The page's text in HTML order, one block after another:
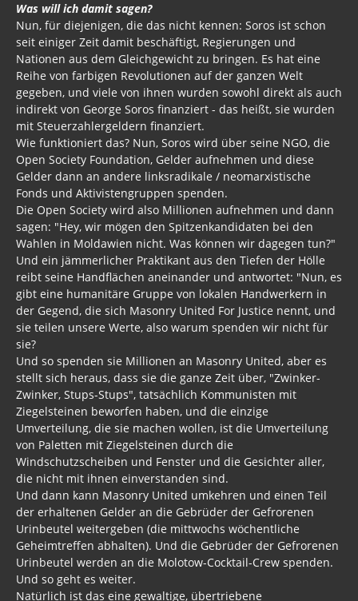
Was will ich damit sagen?
Nun, für diejenigen, die das nicht kennen: Soros ist schon
seit einiger Zeit damit beschäftigt, Regierungen und
Nationen aus dem Gleichgewicht zu bringen. Es hat eine
Reihe von farbigen Revolutionen auf der ganzen Welt
gegeben, und viele von ihnen wurden sowohl direkt als auch
indirekt von George Soros finanziert - das heißt, sie wurden
mit Steuerzahlergeldern finanziert.
Wie funktioniert das? Nun, Soros wird über seine NGO, die
Open Society Foundation, Gelder aufnehmen und diese
Gelder dann an andere linksradikale / neomarxistische
Fonds und Aktivistengruppen spenden.
Die Open Society wird also Millionen aufnehmen und dann
sagen: "Hey, wir mögen den Spitzenkandidaten bei den
Wahlen in Moldawien nicht. Was können wir dagegen tun?"
Und ein jämmerlicher Praktikant aus den Tiefen der Hölle
reibt seine Handflächen aneinander und antwortet: "Nun, es
gibt eine humanitäre Gruppe von lokalen Handwerkern in
der Gegend, die sich Masonry United For Justice nennt, und
sie teilen unsere Werte, also warum spenden wir nicht für
sie?
Und so spenden sie Millionen an Masonry United, aber es
stellt sich heraus, dass sie die ganze Zeit über, "Zwinker-
Zwinker, Stups-Stups", tatsächlich Kommunisten mit
Ziegelsteinen beworfen haben, und die einzige
Umverteilung, die sie machen wollen, ist die Umverteilung
von Paletten mit Ziegelsteinen durch die
Windschutzscheiben und Fenster und die Gesichter aller,
die nicht mit ihnen einverstanden sind.
Und dann kann Masonry United umkehren und einen Teil
der erhaltenen Gelder an die Gebrüder der Gefrorenen
Urinbeutel weitergeben (die mittwochs wöchentliche
Geheimtreffen abhalten). Und die Gebrüder der Gefrorenen
Urinbeutel werden an die Molotow-Cocktail-Crew spenden.
Und so geht es weiter.
Natürlich ist das eine gewaltige, übertriebene